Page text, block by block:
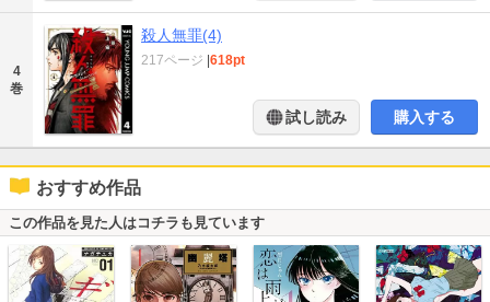
4
巻
殺人無罪(4)
217ページ |618pt
試し読み 購入する
おすすめ作品
この作品を見た人はコチラも見ています